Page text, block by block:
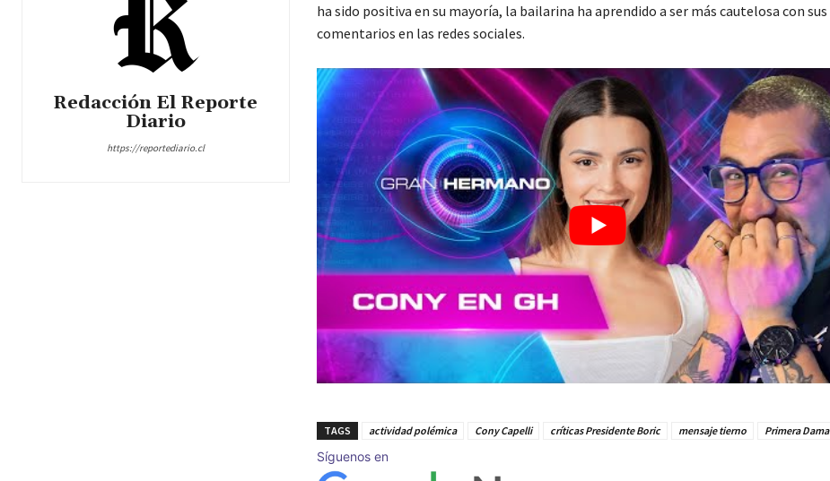
Redacción El Reporte
Diario
https://reportediario.cl
ha sido positiva en su mayoría, la bailarina ha aprendido a ser más cautelosa con sus
comentarios en las redes sociales.
TAGS actividad polémica Cony Capelli críticas Presidente Boric mensaje tierno Primera Dama
Síguenos en